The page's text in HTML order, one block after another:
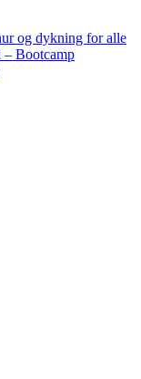
og dykning for alle
Bootcamp